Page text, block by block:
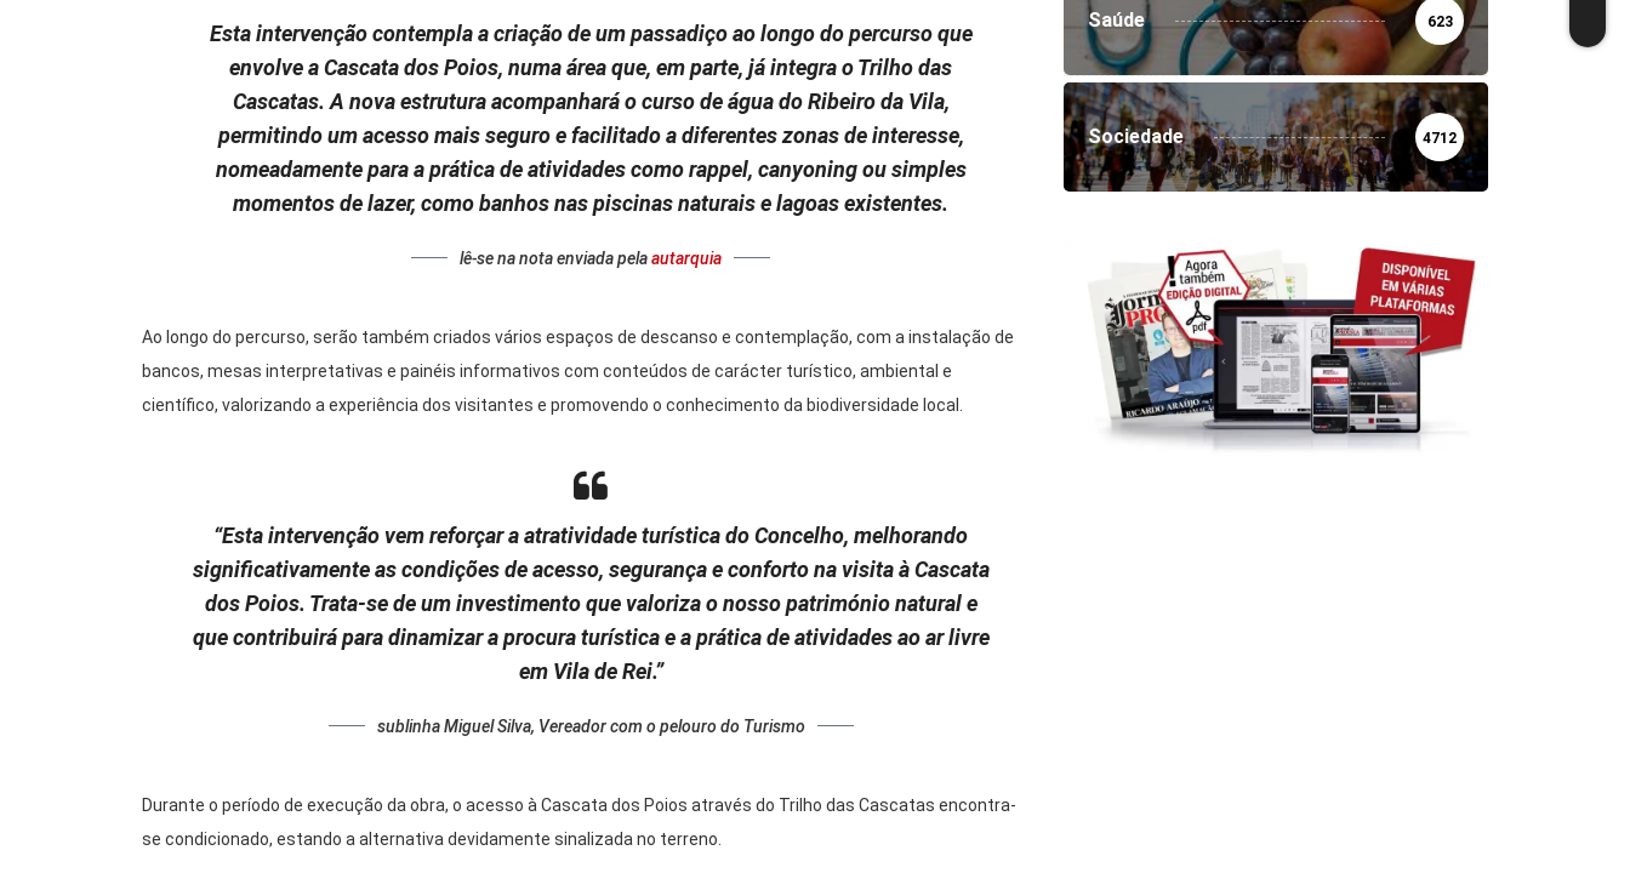
Esta intervenção contempla a criação de um passadiço ao longo do percurso que
envolve a Cascata dos Poios, numa área que, em parte, já integra o Trilho das
Cascatas. A nova estrutura acompanhará o curso de água do Ribeiro da Vila,
permitindo um acesso mais seguro e facilitado a diferentes zonas de interesse,
nomeadamente para a prática de atividades como rappel, canyoning ou simples
momentos de lazer, como banhos nas piscinas naturais e lagoas existentes.
lê-se na nota enviada pelaautarquia
Ao longo do percurso, serão também criados vários espaços de descanso e contemplação, com a instalação de
bancos, mesas interpretativas e painéis informativos com conteúdos de carácter turístico, ambiental e
científico, valorizando a experiência dos visitantes e promovendo o conhecimento da biodiversidade local.
“Esta intervenção vem reforçar a atratividade turística do Concelho, melhorando
significativamente as condições de acesso, segurança e conforto na visita à Cascata
dos Poios. Trata-se de um investimento que valoriza o nosso património natural e
que contribuirá para dinamizar a procura turística e a prática de atividades ao ar livre
em Vila de Rei.”
sublinha Miguel Silva, Vereador com o pelouro do Turismo
Durante o período de execução da obra, o acesso à Cascata dos Poios através do Trilho das Cascatas encontra-
se condicionado, estando a alternativa devidamente sinalizada no terreno.
Saúde 623
Sociedade 4712